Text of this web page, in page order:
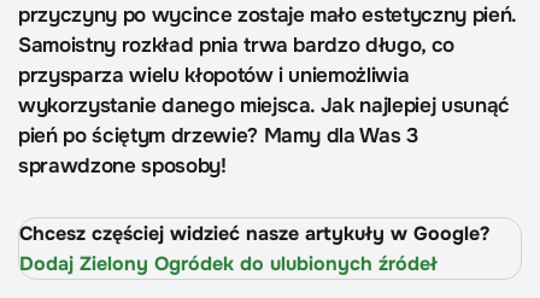
przyczyny po wycince zostaje mało estetyczny pień.
Samoistny rozkład pnia trwa bardzo długo, co
przysparza wielu kłopotów i uniemożliwia
wykorzystanie danego miejsca. Jak najlepiej usunąć
pień po ściętym drzewie? Mamy dla Was 3
sprawdzone sposoby!
Chcesz częściej widzieć nasze artykuły w Google?
Dodaj Zielony Ogródek do ulubionych źródeł